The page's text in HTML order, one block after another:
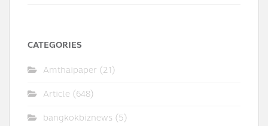
CATEGORIES
Amthaipaper (21)
Article (648)
bangkokbiznews (5)